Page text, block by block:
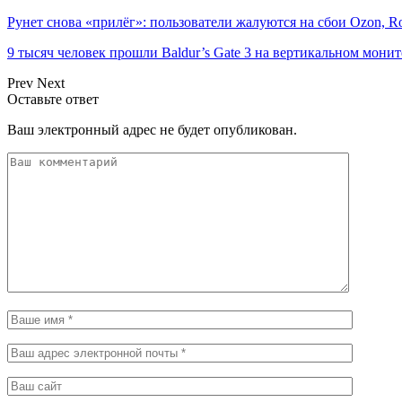
Рунет снова «прилёг»: пользователи жалуются на сбои Ozon,
9 тысяч человек прошли Baldur’s Gate 3 на вертикальном
Prev Next
Оставьте ответ
Ваш электронный адрес не будет опубликован.